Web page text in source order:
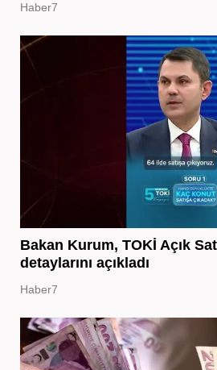
Haber7
Bakan Kurum, TOKİ Açık
detaylarını açıkladı
Haber7